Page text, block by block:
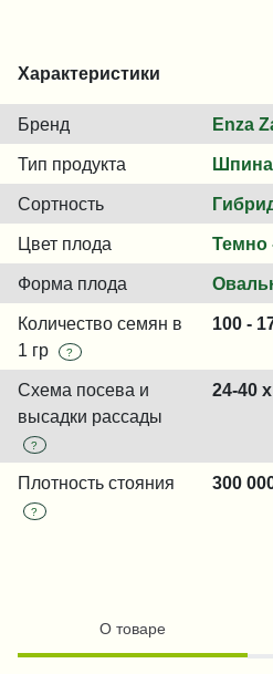
Характеристики
Бренд Enza
Тип продукта
Сортность
Цвет плода Темно
Форма плода
Количество семян в
1 гр
?
100 -
Схема посева и
высадки рассады
?
24-40
Плотность стояния
?
300
О товаре